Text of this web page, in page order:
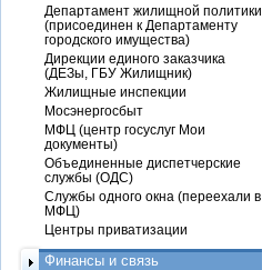
Департамент жилищной политики
(присоединен к Департаменту
городского имущества)
Дирекции единого заказчика
(ДЕЗы, ГБУ Жилищник)
Жилищные инспекции
Мосэнергосбыт
МФЦ (центр госуслуг Мои
документы)
Объединенные диспетчерские
службы (ОДС)
Службы одного окна (переехали в
МФЦ)
Центры приватизации
Финансы и связь